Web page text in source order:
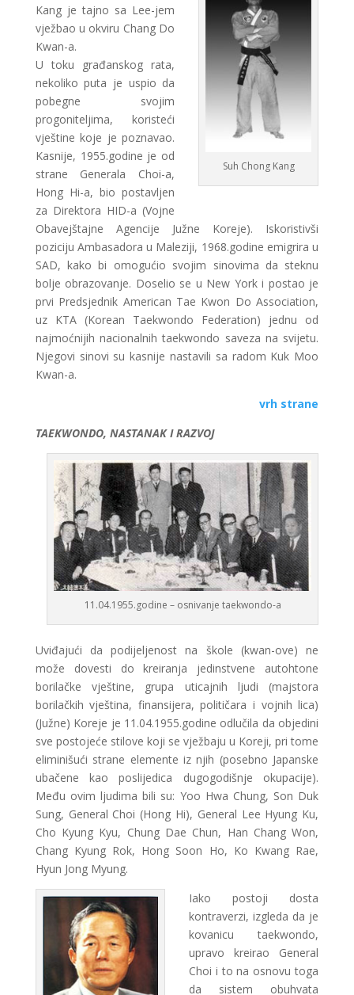
Suh Chong Kang
Kang je tajno sa Lee-jem
vježbao u okviru Chang Do
Kwan-a.
U toku građanskog rata,
nekoliko puta je uspio da
pobegne svojim
progoniteljima, koristeći
vještine koje je poznavao.
Kasnije, 1955.godine je od
strane Generala Choi-a,
Hong Hi-a, bio postavljen
za Direktora HID-a (Vojne
Obavejštajne Agencije Južne Koreje). Iskoristivši
poziciju Ambasadora u Maleziji, 1968.godine emigrira u
SAD, kako bi omogućio svojim sinovima da steknu
bolje obrazovanje. Doselio se u New York i postao je
prvi Predsjednik American Tae Kwon Do Association,
uz KTA (Korean Taekwondo Federation) jednu od
najmoćnijih nacionalnih taekwondo saveza na svijetu.
Njegovi sinovi su kasnije nastavili sa radom Kuk Moo
Kwan-a.
vrh strane
TAEKWONDO, NASTANAK I RAZVOJ
11.04.1955.godine – osnivanje taekwondo-a
Uviđajući da podijeljenost na škole (kwan-ove) ne
može dovesti do kreiranja jedinstvene autohtone
borilačke vještine, grupa uticajnih ljudi (majstora
borilačkih vještina, finansijera, političara i vojnih lica)
(Južne) Koreje je 11.04.1955.godine odlučila da objedini
sve postojeće stilove koji se vježbaju u Koreji, pri tome
eliminišući strane elemente iz njih (posebno Japanske
ubačene kao poslijedica dugogodišnje okupacije).
Među ovim ljudima bili su: Yoo Hwa Chung, Son Duk
Sung, General Choi (Hong Hi), General Lee Hyung Ku,
Cho Kyung Kyu, Chung Dae Chun, Han Chang Won,
Chang Kyung Rok, Hong Soon Ho, Ko Kwang Rae,
Hyun Jong Myung.
Iako postoji dosta
kontraverzi, izgleda da je
kovanicu taekwondo,
upravo kreirao General
Choi i to na osnovu toga
da sistem obuhvata